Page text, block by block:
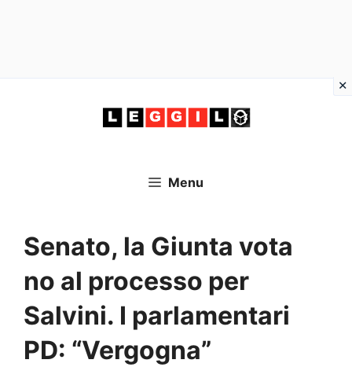
Menu
Senato, la Giunta vota
no al processo per
Salvini. I parlamentari
PD: “Vergogna”